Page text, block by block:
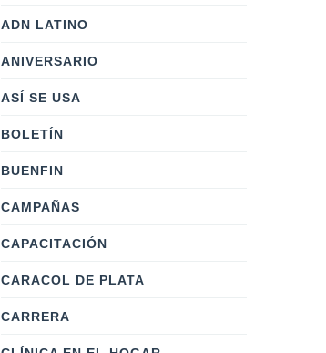
ADN LATINO
ANIVERSARIO
ASÍ SE USA
BOLETÍN
BUENFIN
CAMPAÑAS
CAPACITACIÓN
CARACOL DE PLATA
CARRERA